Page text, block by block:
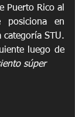
Puerto Rico al
posiciona en
STU.
luego de
súper